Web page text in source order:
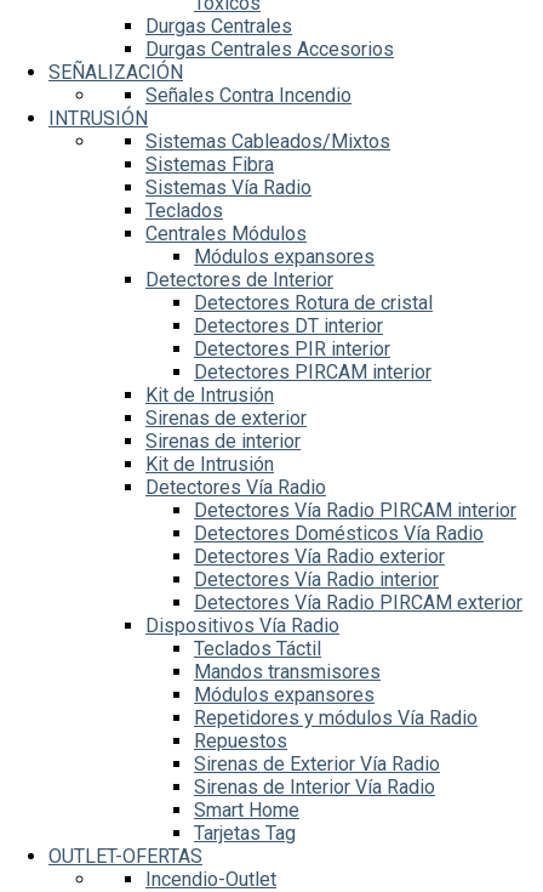
Durgas Centrales
Durgas Centrales Accesorios
SEÑALIZACIÓN
Señales Contra Incendio
INTRUSIÓN
Sistemas Cableados/Mixtos
Sistemas Fibra
Sistemas Vía Radio
Teclados
Centrales Módulos
Módulos expansores
Detectores de Interior
Detectores Rotura de cristal
Detectores DT interior
Detectores PIR interior
Detectores PIRCAM interior
Kit de Intrusión
Sirenas de exterior
Sirenas de interior
Kit de Intrusión
Detectores Vía Radio
Detectores Vía Radio PIRCAM interior
Detectores Domésticos Vía Radio
Detectores Vía Radio exterior
Detectores Vía Radio interior
Detectores Vía Radio PIRCAM exterior
Dispositivos Vía Radio
Teclados Táctil
Mandos transmisores
Módulos expansores
Repetidores y módulos Vía Radio
Repuestos
Sirenas de Exterior Vía Radio
Sirenas de Interior Vía Radio
Smart Home
Tarjetas Tag
OUTLET-OFERTAS
Incendio-Outlet